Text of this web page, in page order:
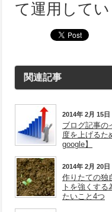
て運用して
関連記事
2014年 2月 15日
ブログ記事の
度を上げるた
google】
2014年 2月 20日
作りたての独
トを強くする
たいこと4つ